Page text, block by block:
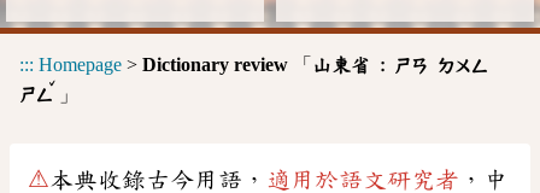
::: Homepage > Dictionary review 「 山東省 : ㄕㄢ
ㄉㄨㄥ
ㄕㄥ
ˇ
」
⚠本典收錄古今用語， 適用於語文研究者 ，中